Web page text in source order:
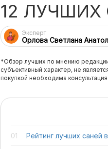
12
Эксперт
Орлова Светлана
*Обзор лучших по мнению
субъективный характер, не
покупкой необходима
Рейтинг лучших саней